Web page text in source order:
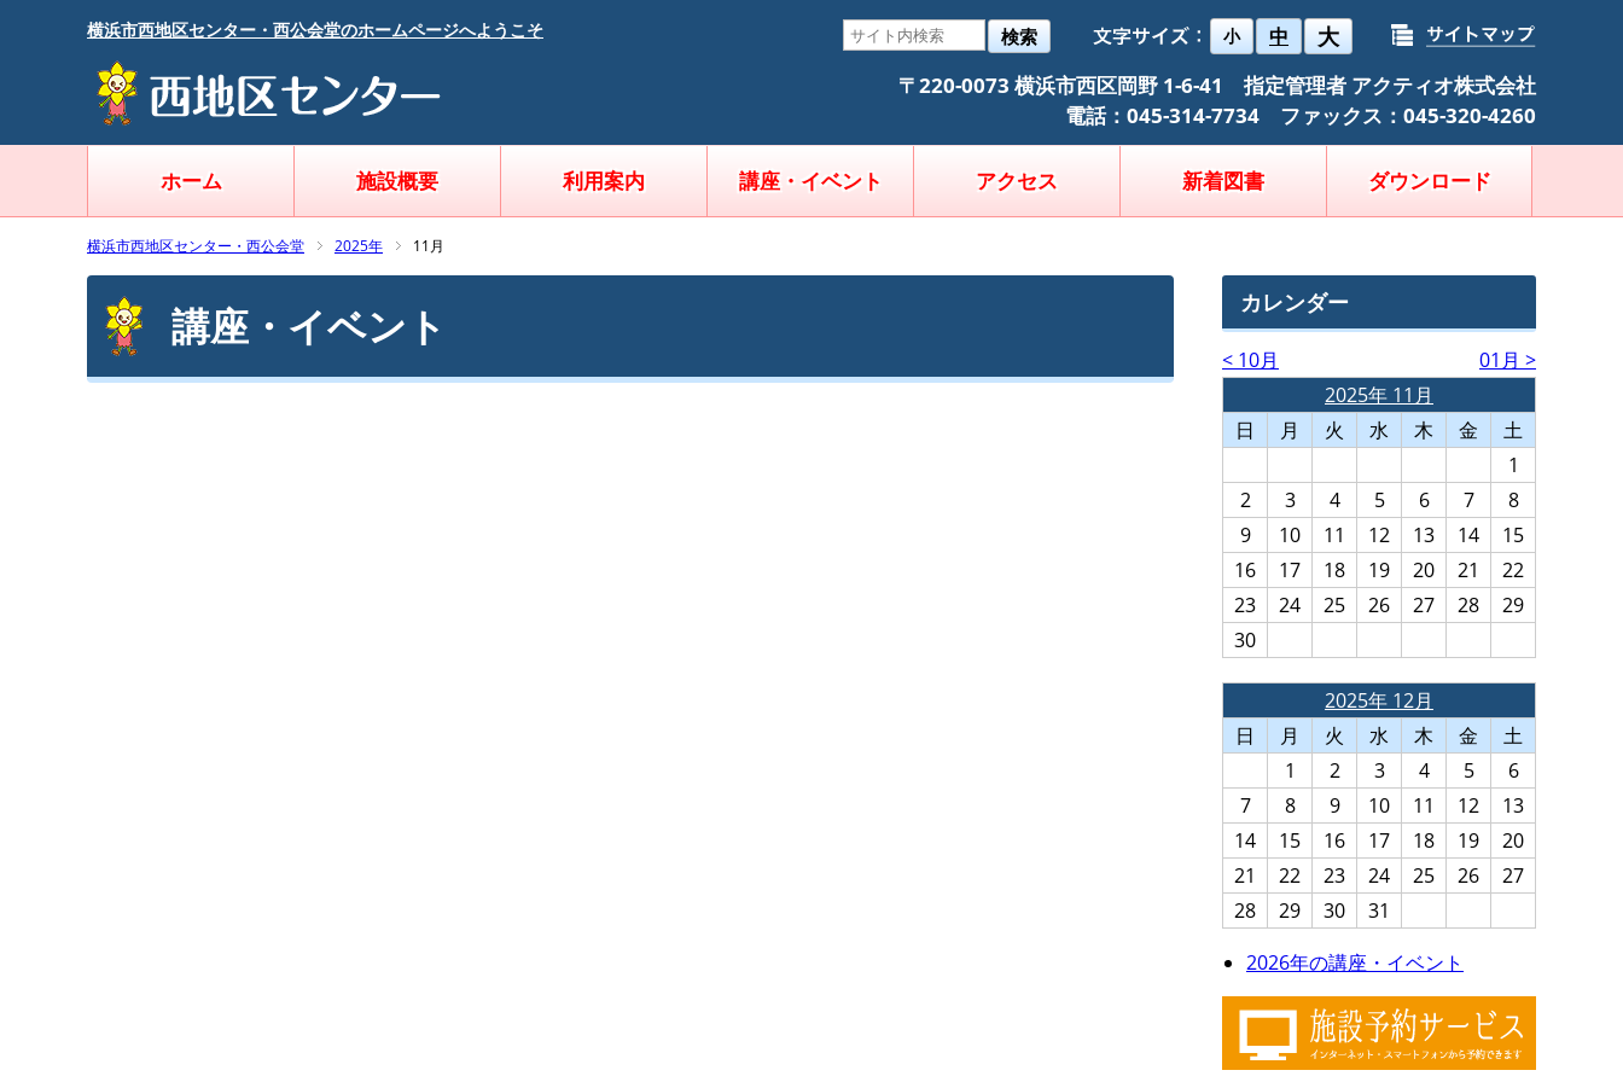
横浜市西地区センター・西公会堂のホームページへようこそ 小 中 大
検索
〒220-0073 横浜市西区岡野 1-6-41 指定管理者 アクティオ株式会社
電話：045-314-7734 ファックス：045-320-4260
ホーム 施設概要 利用案内 講座・イベント アクセス 新着図書 ダウンロード
横浜市西地区センター・西公会堂 2025年 11月
講座・イベント カレンダー
< 10月
01月 >
2025年 11月
日
月 火 水 木 金
土
1
2
3 4 5 6 7
8
9
10 11 12 13 14
15
16
17 18 19 20 21
22
23
24 25 26 27 28
29
30
2025年 12月
日
月 火 水 木 金
土
1
2 3 4 5
6
7
8 9 10 11 12
13
14
15 16 17 18 19
20
21
22 23 24 25 26
27
28
29 30
31
2026年の講座・イベント